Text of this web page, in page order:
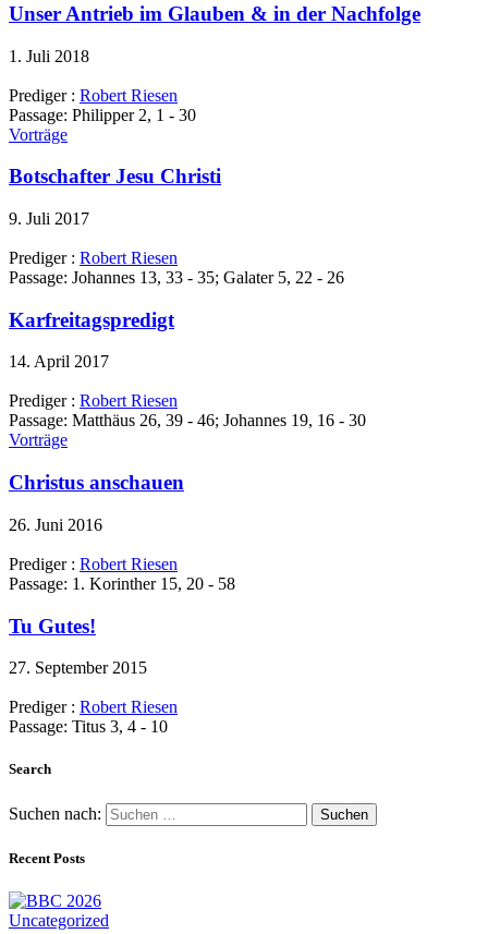
Unser Antrieb im Glauben & in der Nachfolge
1. Juli 2018
Prediger : Robert Riesen
Passage: Philipper 2, 1 - 30
Vorträge
Botschafter Jesu Christi
9. Juli 2017
Prediger : Robert Riesen
Passage: Johannes 13, 33 - 35; Galater 5, 22 - 26
Karfreitagspredigt
14. April 2017
Prediger : Robert Riesen
Passage: Matthäus 26, 39 - 46; Johannes 19, 16 - 30
Vorträge
Christus anschauen
26. Juni 2016
Prediger : Robert Riesen
Passage: 1. Korinther 15, 20 - 58
Tu Gutes!
27. September 2015
Prediger : Robert Riesen
Passage: Titus 3, 4 - 10
Search
Suchen nach:
Recent Posts
Uncategorized